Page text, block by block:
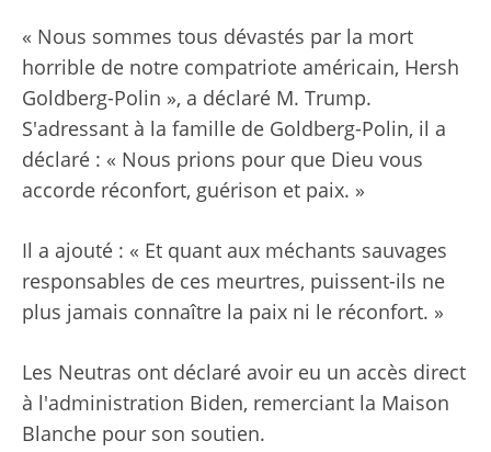
« Nous sommes tous dévastés par la mort
horrible de notre compatriote américain, Hersh
Goldberg-Polin », a déclaré M. Trump.
S'adressant à la famille de Goldberg-Polin, il a
déclaré : « Nous prions pour que Dieu vous
accorde réconfort, guérison et paix. »
Il a ajouté : « Et quant aux méchants sauvages
responsables de ces meurtres, puissent-ils ne
plus jamais connaître la paix ni le réconfort. »
Les Neutras ont déclaré avoir eu un accès direct
à l'administration Biden, remerciant la Maison
Blanche pour son soutien.